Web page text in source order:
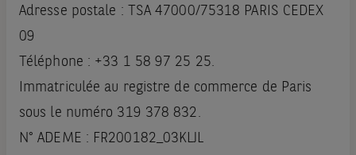
Adresse postale : TSA 47000/75318 PARIS CEDEX
09
Téléphone : +33 1 58 97 25 25.
Immatriculée au registre de commerce de Paris
sous le numéro 319 378 832.
N° ADEME : FR200182_03KLJL